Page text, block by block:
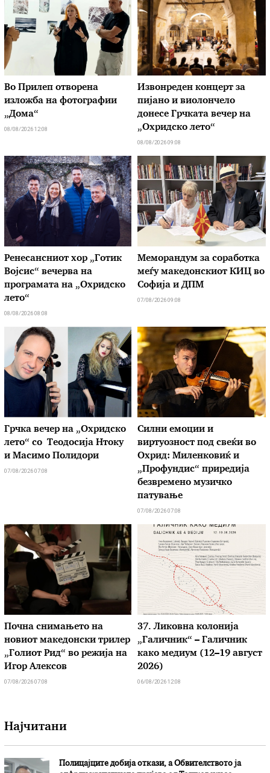
Во Прилеп отворена
изложба на фотографии
„Дома“
08/08/2026 12:08
Извонреден концерт за
пијано и виолончело
донесе Грчката вечер на
„Охридско лето“
08/08/2026 09:08
Ренесансниот хор „Готик
Војсис“ вечерва на
програмата на „Охридско
лето“
08/08/2026 08:08
Меморандум за соработка
меѓу македонскиот КИЦ во
Софија и ДПМ
07/08/2026 09:08
Грчка вечер на „Охридско
лето“ со Теодосија Нтоку
и Масимо Полидори
07/08/2026 07:08
Силни емоции и
виртуозност под свеќи во
Охрид: Миленковиќ и
„Профундис“ приредија
безвремено музичко
патување
07/08/2026 07:08
Почна снимањето на
новиот македонски трилер
„Голиот Рид“ во режија на
Игор Алексов
07/08/2026 07:08
37. Ликовна колонија
„Галичник“ – Галичник
како медиум (12–19 август
2026)
06/08/2026 12:08
Најчитани
Полицајците добија откази, а Обвителството ја